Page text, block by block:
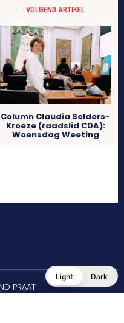
VOLGEND ARTIKEL
Column Claudia Selders-
Kroeze (raadslid CDA):
Woensdag Weeting
PRAAT
Light Dark